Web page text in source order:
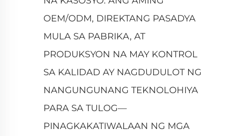
Nanatiling buo ang hugis at bigat ng microfiber
unan sa loob ng maraming taon. Maging bilang
Cat Belly Pillow ang kagamitan at kagandahan,
2.2 Food-grade Silicone Neck Support Pillow:
magtago ng bakterya o magkasira sa paglipas
OEM/ODM, DIREKTANG PASADYA
MULA SA PABRIKA, AT
PRODUKSYON NA MAY KONTROL
SA KALIDAD AY NAGDUDULOT NG
NANGUNGUNANG TEKNOLOHIYA
PARA SA TULOG—
PINAGKAKATIWALAAN NG MGA